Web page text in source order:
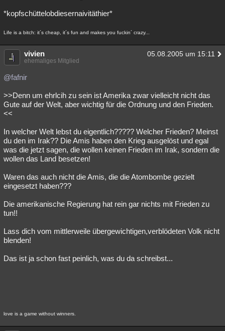
*kopfschüttelobdiesernaivitäthier*
Life is a bitch: it´s cheap, it´s fun and makes you fuckin´ crazy...
vivien 05.08.2005 um 15:11
ehemaliges Mitglied
@fafnir
>>Denn um ehrlcih zu sein ist Amerika zwar vielleicht nicht das
Gute auf der Welt, aber wichtig für die Ordnung und den Frieden.
<<
In welcher Welt lebst du eigentlich????? Welcher Frieden? Meinst
du den im Irak?? Die Amis haben den Krieg ausgelöst und egal
was die jetzt sagen, die wollen keinen Frieden im Irak, sondern die
wollen das Land besetzen!
Waren das auch nicht die Amis, die die Atombombe gezielt
eingesetzt haben???
Die amerikanische Regierung hat rein gar nichts mit Frieden zu
tun!!
Lass dich vom mittlerweile übergewichtigen,verblödeten Volk nicht
blenden!
Das ist ja schon fast peinlich, was du da schreibst...
love is a game without winners.